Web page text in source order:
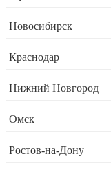
Новосибирск
Краснодар
Нижний Новгород
Омск
Ростов-на-Дону